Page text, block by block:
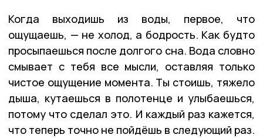
Когда выходишь из воды, первое, что
ощущаешь, — не холод, а бодрость. Как будто
просыпаешься после долгого сна. Вода словно
смывает с тебя все мысли, оставляя только
чистое ощущение момента. Ты стоишь, тяжело
дыша, кутаешься в полотенце и улыбаешься,
потому что сделал это. И каждый раз кажется,
что теперь точно не пойдёшь в следующий раз.